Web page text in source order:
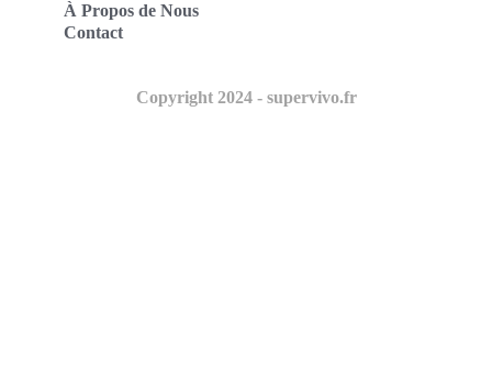
À Propos de Nous
Contact
Copyright 2024 - supervivo.fr